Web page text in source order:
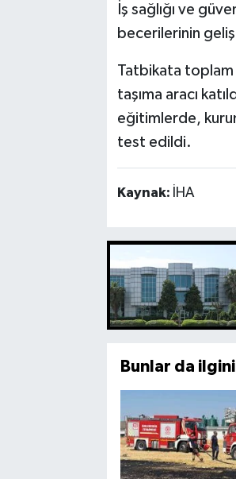
İş sağlığı ve
becerilerinin
Tatbikata toplam
taşıma aracı
eğitimlerde,
test edildi.
Kaynak: İHA
Bunlar da